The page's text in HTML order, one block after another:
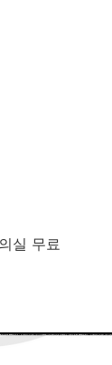
실 무료